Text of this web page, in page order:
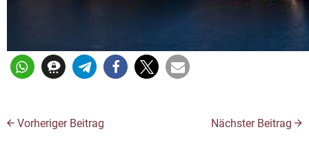
Vorheriger Beitrag Nächster Beitrag